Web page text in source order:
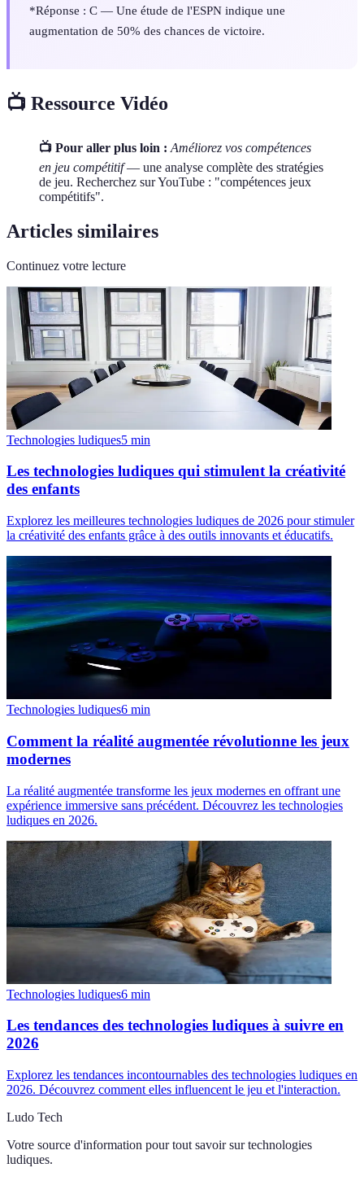
*Réponse : C — Une étude de l'ESPN indique une
augmentation de 50% des chances de victoire.
📺 Ressource Vidéo
📺 Pour aller plus loin : Améliorez vos compétences
en jeu compétitif— une analyse complète des stratégies
de jeu. Recherchez sur YouTube : "compétences jeux
compétitifs".
Articles similaires
Continuez votre lecture
Technologies ludiques5 min
Les technologies ludiques qui stimulent la créativité
des enfants
Explorez les meilleures technologies ludiques de 2026 pour stimuler
la créativité des enfants grâce à des outils innovants et éducatifs.
Technologies ludiques6 min
Comment la réalité augmentée révolutionne les jeux
modernes
La réalité augmentée transforme les jeux modernes en offrant une
expérience immersive sans précédent. Découvrez les technologies
ludiques en 2026.
Technologies ludiques6 min
Les tendances des technologies ludiques à suivre en
2026
Explorez les tendances incontournables des technologies ludiques en
2026. Découvrez comment elles influencent le jeu et l'interaction.
Ludo Tech
Votre source d'information pour tout savoir sur technologies
ludiques.